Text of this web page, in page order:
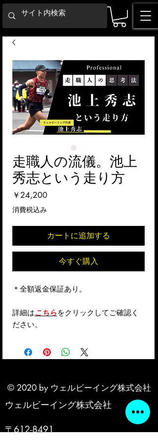
走職人の流儀。池上
秀志という走り方
￥24,200価
消費税込み
カートに追加する
今すぐ購入
＊全額返金保証あり。
詳細はこちら をクリックしてご確認く
ださい。
© 2020 by ウェルビーイング株式会社
ウェルビーイング株式会社
〒612-8491